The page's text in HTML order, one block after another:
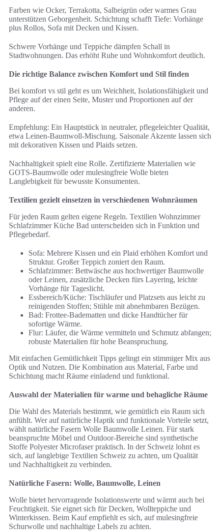
Farben wie Ocker, Terrakotta, Salbeigrün oder warmes Grau
unterstützen Geborgenheit. Schichtung schafft Tiefe: Vorhänge
plus Rollos, Sofa mit Decken und Kissen.
Schwere Vorhänge und Teppiche dämpfen Schall in
Stadtwohnungen. Das erhöht Ruhe und Wohnkomfort deutlich.
Die richtige Balance zwischen Komfort und Stil finden
Bei komfort vs stil geht es um Weichheit, Isolationsfähigkeit und
Pflege auf der einen Seite, Muster und Proportionen auf der
anderen.
Empfehlung: Ein Hauptstück in neutraler, pflegeleichter Qualität,
etwa Leinen-Baumwoll-Mischung. Saisonale Akzente lassen sich
mit dekorativen Kissen und Plaids setzen.
Nachhaltigkeit spielt eine Rolle. Zertifizierte Materialien wie
GOTS-Baumwolle oder mulesingfreie Wolle bieten
Langlebigkeit für bewusste Konsumenten.
Textilien gezielt einsetzen in verschiedenen Wohnräumen
Für jeden Raum gelten eigene Regeln. Textilien Wohnzimmer
Schlafzimmer Küche Bad unterscheiden sich in Funktion und
Pflegebedarf.
Sofa: Mehrere Kissen und ein Plaid erhöhen Komfort und
Struktur. Großer Teppich zoniert den Raum.
Schlafzimmer: Bettwäsche aus hochwertiger Baumwolle
oder Leinen, zusätzliche Decken fürs Layering, leichte
Vorhänge für Tageslicht.
Essbereich/Küche: Tischläufer und Platzsets aus leicht zu
reinigenden Stoffen; Stühle mit abnehmbaren Bezügen.
Bad: Frottee-Badematten und dicke Handtücher für
sofortige Wärme.
Flur: Läufer, die Wärme vermitteln und Schmutz abfangen;
robuste Materialien für hohe Beanspruchung.
Mit einfachen Gemütlichkeit Tipps gelingt ein stimmiger Mix aus
Optik und Nutzen. Die Kombination aus Material, Farbe und
Schichtung macht Räume einladend und funktional.
Auswahl der Materialien für warme und behagliche Räume
Die Wahl des Materials bestimmt, wie gemütlich ein Raum sich
anfühlt. Wer auf natürliche Haptik und funktionale Vorteile setzt,
wählt natürliche Fasern Wolle Baumwolle Leinen. Für stark
beanspruchte Möbel und Outdoor-Bereiche sind synthetische
Stoffe Polyester Microfaser praktisch. In der Schweiz lohnt es
sich, auf langlebige Textilien Schweiz zu achten, um Qualität
und Nachhaltigkeit zu verbinden.
Natürliche Fasern: Wolle, Baumwolle, Leinen
Wolle bietet hervorragende Isolationswerte und wärmt auch bei
Feuchtigkeit. Sie eignet sich für Decken, Wollteppiche und
Winterkissen. Beim Kauf empfiehlt es sich, auf mulesingfreie
Schurwolle und nachhaltige Labels zu achten.